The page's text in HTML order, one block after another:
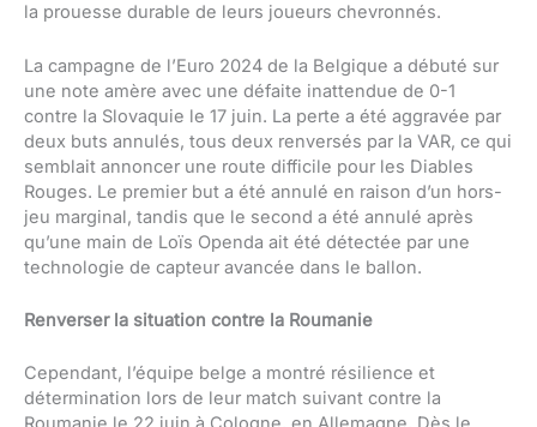
la prouesse durable de leurs joueurs chevronnés.
La campagne de l’Euro 2024 de la Belgique a débuté sur
une note amère avec une défaite inattendue de 0-1
contre la Slovaquie le 17 juin. La perte a été aggravée par
deux buts annulés, tous deux renversés par la VAR, ce qui
semblait annoncer une route difficile pour les Diables
Rouges. Le premier but a été annulé en raison d’un hors-
jeu marginal, tandis que le second a été annulé après
qu’une main de Loïs Openda ait été détectée par une
technologie de capteur avancée dans le ballon.
Renverser la situation contre la Roumanie
Cependant, l’équipe belge a montré résilience et
détermination lors de leur match suivant contre la